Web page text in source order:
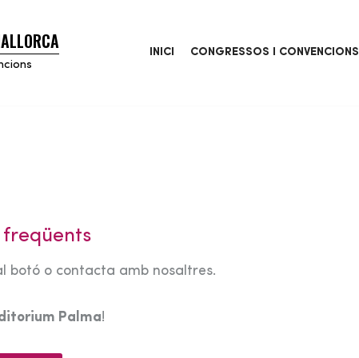
INICI CONGRESSOS I CONVENCIONS
freqüents
botó o contacta amb nosaltres.
Palma!